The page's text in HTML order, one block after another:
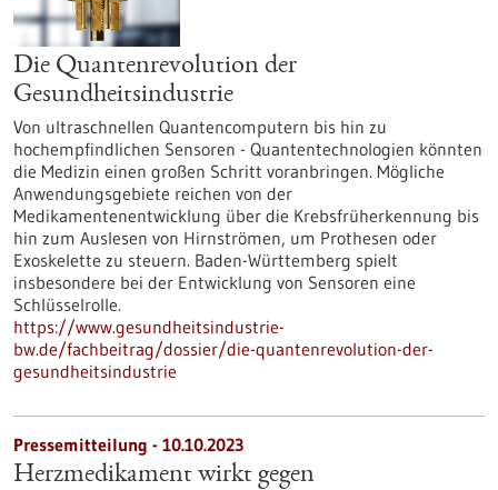
Die Quantenrevolution der
Gesundheitsindustrie
Von ultraschnellen Quantencomputern bis hin zu
hochempfindlichen Sensoren - Quantentechnologien könnten
die Medizin einen großen Schritt voranbringen. Mögliche
Anwendungsgebiete reichen von der
Medikamentenentwicklung über die Krebsfrüherkennung bis
hin zum Auslesen von Hirnströmen, um Prothesen oder
Exoskelette zu steuern. Baden-Württemberg spielt
insbesondere bei der Entwicklung von Sensoren eine
Schlüsselrolle.
https://www.gesundheitsindustrie-
bw.de/fachbeitrag/dossier/die-quantenrevolution-der-
gesundheitsindustrie
Pressemitteilung - 10.10.2023
Herzmedikament wirkt gegen